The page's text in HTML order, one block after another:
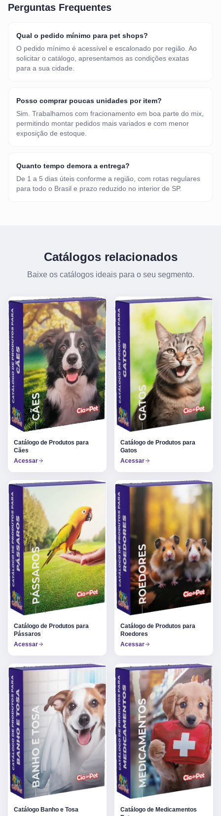
Perguntas Frequentes
Qual o pedido mínimo para pet shops?
O pedido mínimo é acessível e escalonado por região. Ao
solicitar o catálogo, apresentamos as condições exatas
para a sua cidade.
Posso comprar poucas unidades por item?
Sim. Trabalhamos com fracionamento em boa parte do mix,
permitindo montar pedidos mais variados e com menor
exposição de estoque.
Quanto tempo demora a entrega?
De 1 a 5 dias úteis conforme a região, com rotas regulares
para todo o Brasil e prazo reduzido no interior de SP.
Catálogos relacionados
Baixe os catálogos ideais para o seu segmento.
Catálogo de Produtos para
Cães
Acessar
Catálogo de Produtos para
Gatos
Acessar
Catálogo de Produtos para
Pássaros
Acessar
Catálogo de Produtos para
Roedores
Acessar
Catálogo Banho e Tosa
Catálogo de Medicamentos